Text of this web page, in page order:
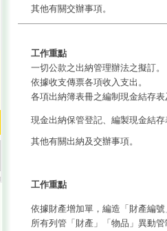
其他有關交辦事項。
工作重點
一切公款之出納管理辦法之擬訂。
依據收支傳票各項收入支出。
各項出納簿表冊之編制現金結存
現金出納保管登記、編製現金結
其他有關出納及交辦事項。
工作重點
依據財產增加單，編造「財產編
所有列管「財產」「物品」異動